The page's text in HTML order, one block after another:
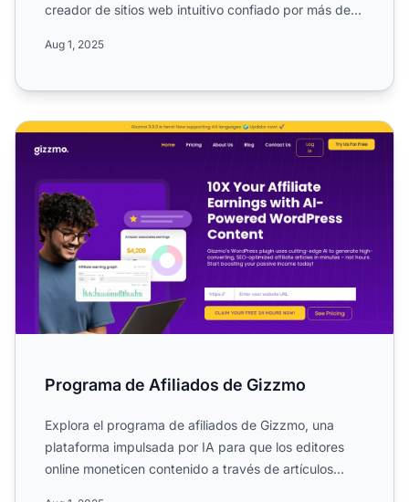
creador de sitios web intuitivo confiado por más de
Aug 1, 2025
Programa de Afiliados de Gizzmo
Programa de Afiliados de Gizzmo
Explora el programa de afiliados de Gizzmo, una
plataforma impulsada por IA para que los editores
online moneticen contenido a través de artículos